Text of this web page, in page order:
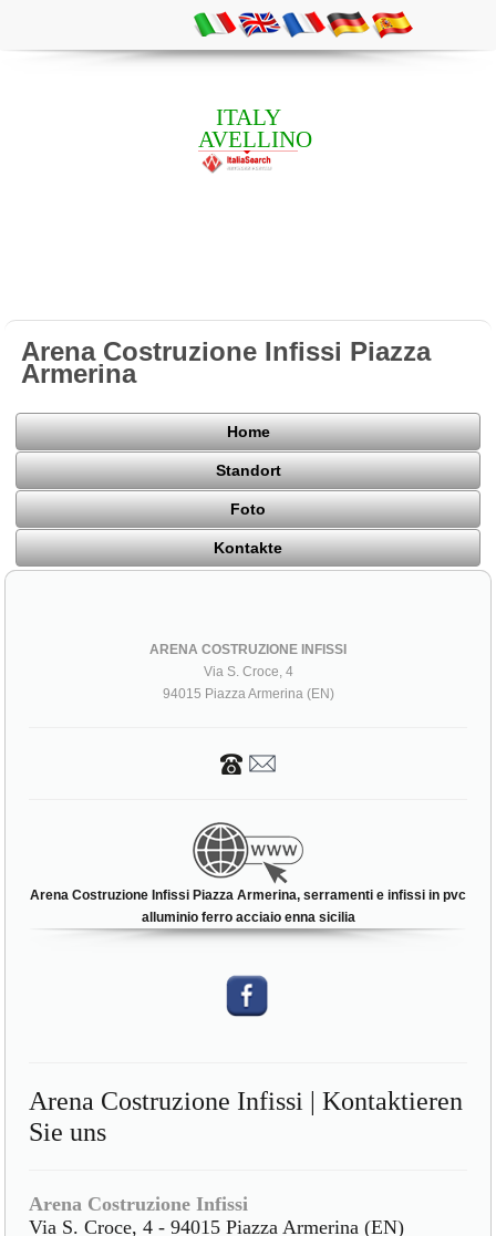
ITALY
AVELLINO
Arena Costruzione Infissi Piazza
Armerina
Home
Standort
Foto
Kontakte
ARENA COSTRUZIONE INFISSI
Via S. Croce, 4
94015 Piazza Armerina (EN)
Arena Costruzione Infissi Piazza Armerina, serramenti e infissi in pvc
alluminio ferro acciaio enna sicilia
Arena Costruzione Infissi | Kontaktieren
Sie uns
Arena Costruzione Infissi
Via S. Croce, 4 - 94015 Piazza Armerina (EN)